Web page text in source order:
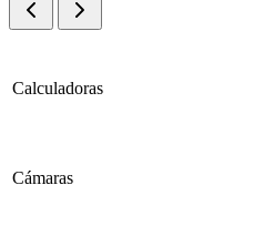
Calculadoras
Cámaras